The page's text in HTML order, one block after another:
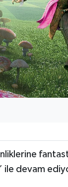
ile devam